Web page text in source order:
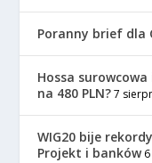
Poranny brief dla
Hossa
na 480 PLN? 7
WIG20 bije
Projekt i banków